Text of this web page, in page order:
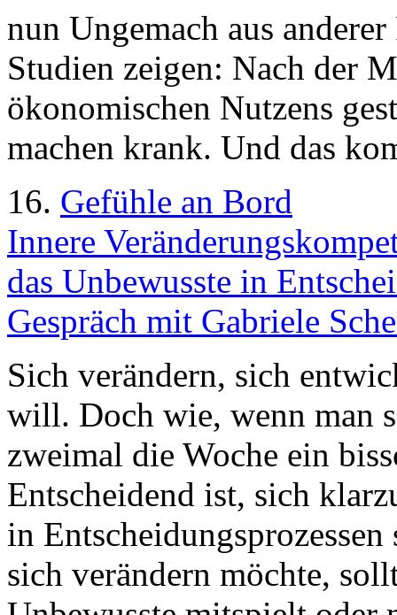
nun Ungemach aus
Studien zeigen: Nach der
ökonomischen Nutzens
machen krank. Und das
16. Gefühle an Bord
Innere
das Unbewusste in
Gespräch mit Gabriele
Sich verändern, sich
will. Doch wie, wenn man
zweimal die Woche ein
Entscheidend ist, sich
in
sich verändern möchte,